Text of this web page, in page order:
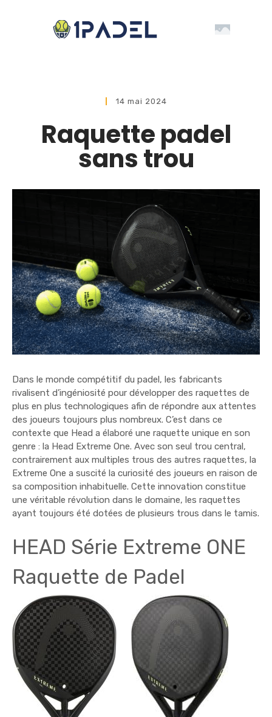
14 mai 2024
Raquette padel
sans trou
Dans le monde compétitif du padel, les fabricants
rivalisent d’ingéniosité pour développer des raquettes de
plus en plus technologiques afin de répondre aux attentes
des joueurs toujours plus nombreux. C’est dans ce
contexte que Head a élaboré une raquette unique en son
genre : la Head Extreme One. Avec son seul trou central,
contrairement aux multiples trous des autres raquettes, la
Extreme One a suscité la curiosité des joueurs en raison de
sa composition inhabituelle. Cette innovation constitue
une véritable révolution dans le domaine, les raquettes
ayant toujours été dotées de plusieurs trous dans le tamis.
HEAD Série Extreme ONE
Raquette de Padel